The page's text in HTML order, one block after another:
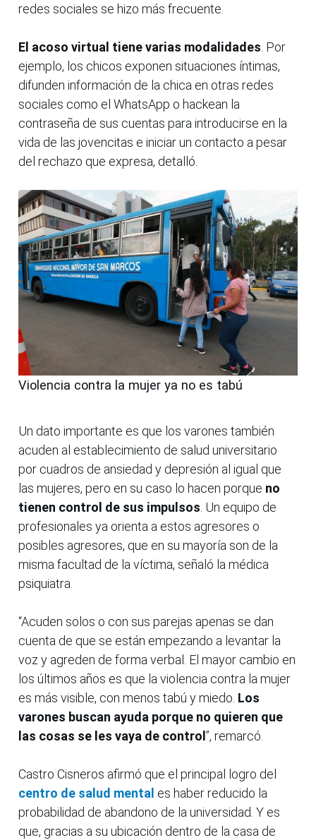
redes sociales se hizo más frecuente.
El acoso virtual tiene varias modalidades . Por
ejemplo, los chicos exponen situaciones íntimas,
difunden información de la chica en otras redes
sociales como el WhatsApp o hackean la
contraseña de sus cuentas para introducirse en la
vida de las jovencitas e iniciar un contacto a pesar
del rechazo que expresa, detalló.
Violencia contra la mujer ya no es tabú
Un dato importante es que los varones también
acuden al establecimiento de salud universitario
por cuadros de ansiedad y depresión al igual que
las mujeres, pero en su caso lo hacen porque no
tienen control de sus impulsos. Un equipo de
profesionales ya orienta a estos agresores o
posibles agresores, que en su mayoría son de la
misma facultad de la víctima, señaló la médica
psiquiatra.
“Acuden solos o con sus parejas apenas se dan
cuenta de que se están empezando a levantar la
voz y agreden de forma verbal. El mayor cambio en
los últimos años es que la violencia contra la mujer
es más visible, con menos tabú y miedo. Los
varones buscan ayuda porque no quieren que
las cosas se les vaya de control ”, remarcó.
Castro Cisneros afirmó que el principal logro del
centro de salud mental es haber reducido la
probabilidad de abandono de la universidad. Y es
que, gracias a su ubicación dentro de la casa de